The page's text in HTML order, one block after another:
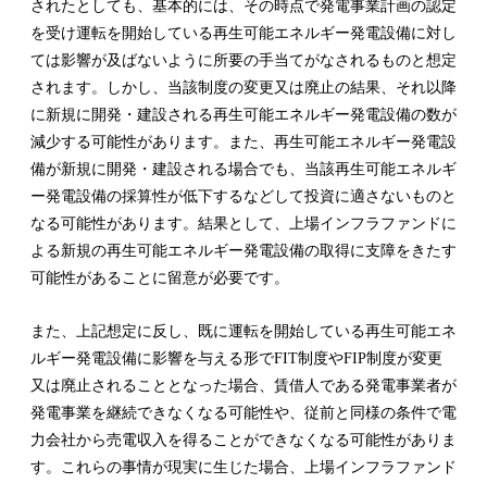
されたとしても、基本的には、その時点で発電事業計画の認定
を受け運転を開始している再生可能エネルギー発電設備に対し
ては影響が及ばないように所要の手当てがなされるものと想定
されます。しかし、当該制度の変更又は廃止の結果、それ以降
に新規に開発・建設される再生可能エネルギー発電設備の数が
減少する可能性があります。また、再生可能エネルギー発電設
備が新規に開発・建設される場合でも、当該再生可能エネルギ
ー発電設備の採算性が低下するなどして投資に適さないものと
なる可能性があります。結果として、上場インフラファンドに
よる新規の再生可能エネルギー発電設備の取得に支障をきたす
可能性があることに留意が必要です。
また、上記想定に反し、既に運転を開始している再生可能エネ
ルギー発電設備に影響を与える形でFIT制度やFIP制度が変更
又は廃止されることとなった場合、賃借人である発電事業者が
発電事業を継続できなくなる可能性や、従前と同様の条件で電
力会社から売電収入を得ることができなくなる可能性がありま
す。これらの事情が現実に生じた場合、上場インフラファンド